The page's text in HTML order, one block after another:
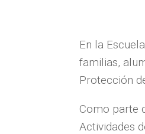
En la
familias,
Protección
Como parte
Actividades